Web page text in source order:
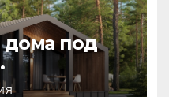
дома под